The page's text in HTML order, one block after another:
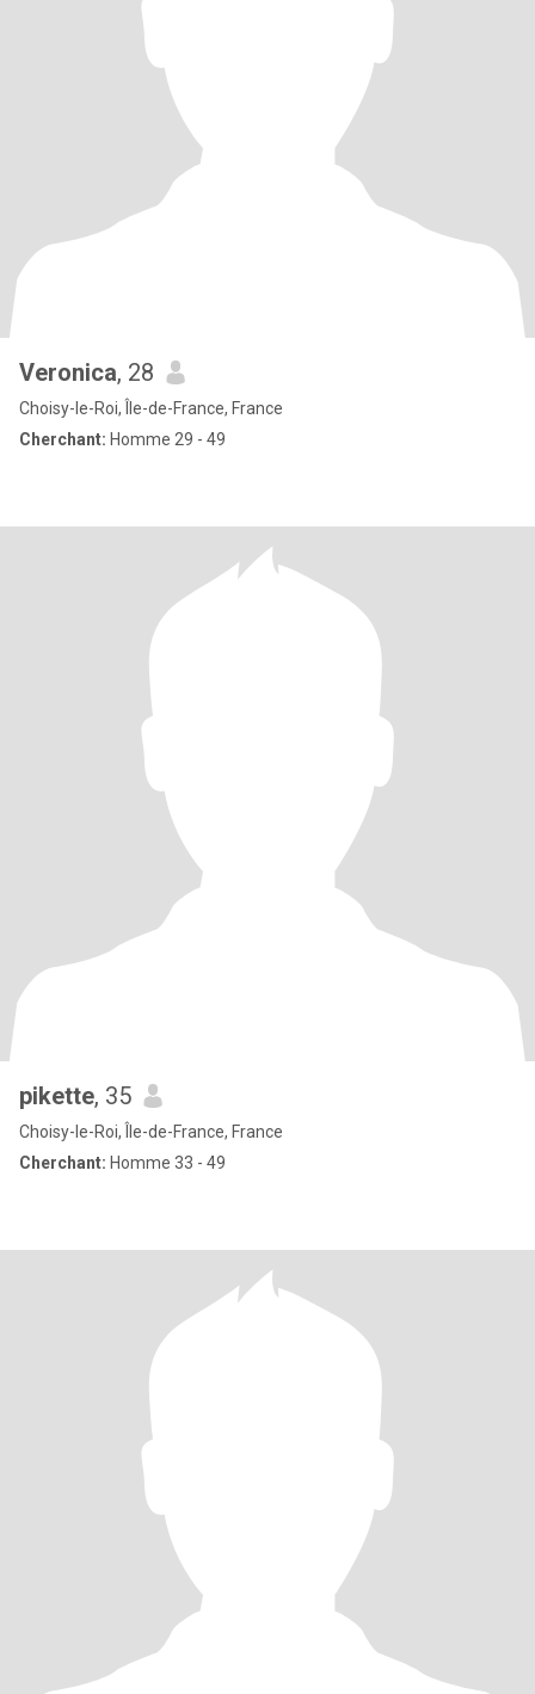
Veronica, 28
Choisy-le-Roi, Île-de-France, France
Cherchant: Homme 29 - 49
pikette, 35
Choisy-le-Roi, Île-de-France, France
Cherchant: Homme 33 - 49